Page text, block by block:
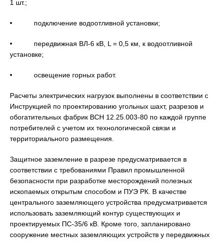
1 шт.;
• подключение водоотливной установки;
• передвижная ВЛ-6 кВ, L = 0,5 км, к водоотливной
установке;
• освещение горных работ.
Расчеты электрических нагрузок выполнены в соответствии с
Инструкцией по проектированию угольных шахт, разрезов и
обогатительных фабрик ВСН 12.25.003-80 по каждой группе
потребителей с учетом их технологической связи и
территориального размещения.
Защитное заземление в разрезе предусматривается в
соответствии с требованиями Правил промышленной
безопасности при разработке месторождений полезных
ископаемых открытым способом и ПУЭ РК. В качестве
центрального заземляющего устройства предусматривается
использовать заземляющий контур существующих и
проектируемых ПС-35/6 кВ. Кроме того, запланировано
сооружение местных заземляющих устройств у передвижных